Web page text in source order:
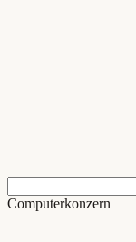
Computerkonzern